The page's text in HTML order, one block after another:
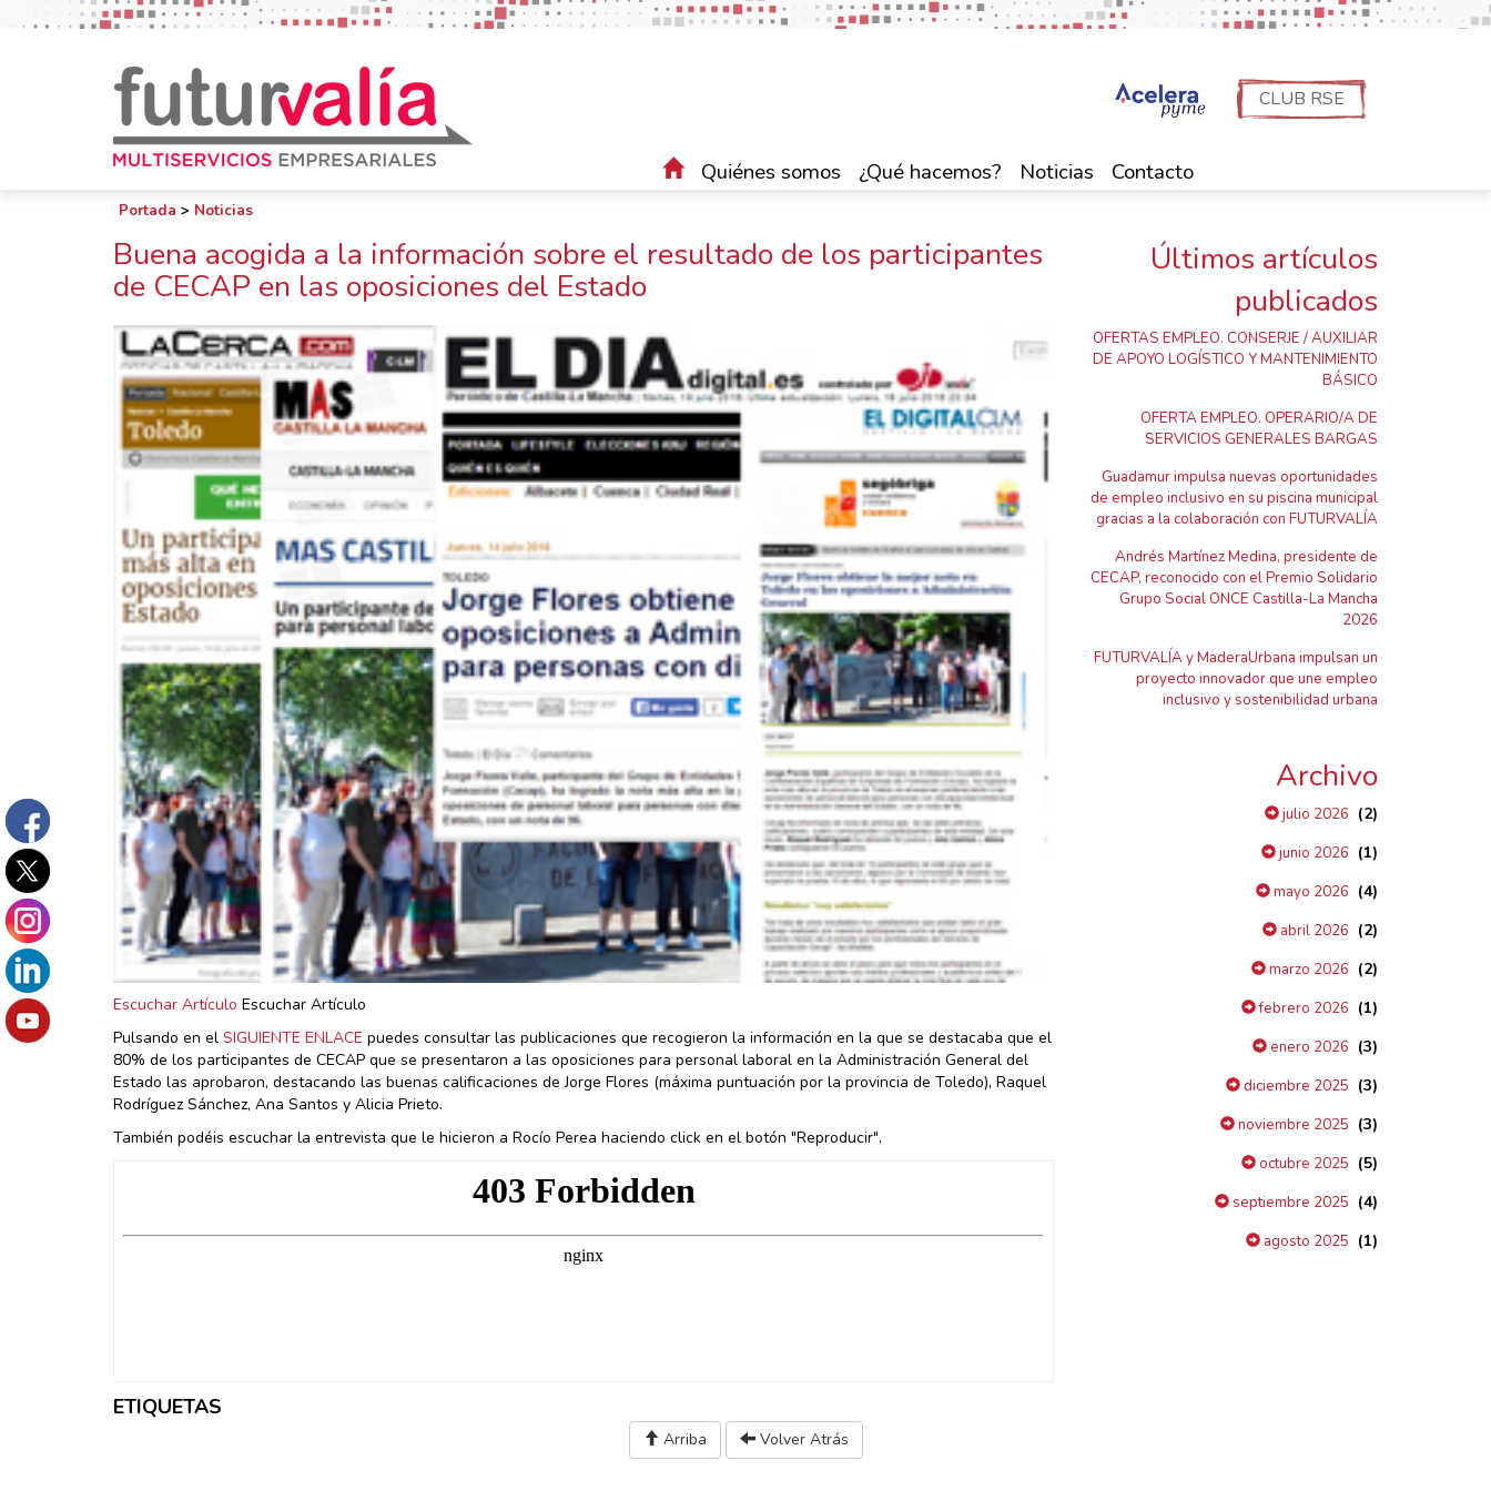
CLUB RSE
Quiénes somos ¿Qué hacemos? Noticias Contacto
Portada > Noticias
Buena acogida a la información sobre el resultado de los participantes
de CECAP en las oposiciones del Estado
Escuchar Artículo Escuchar Artículo
Pulsando en el SIGUIENTE ENLACE puedes consultar las publicaciones que recogieron la información en la que se destacaba que el
80% de los participantes de CECAP que se presentaron a las oposiciones para personal laboral en la Administración General del
Estado las aprobaron, destacando las buenas calificaciones de Jorge Flores (máxima puntuación por la provincia de Toledo), Raquel
Rodríguez Sánchez, Ana Santos y Alicia Prieto.
También podéis escuchar la entrevista que le hicieron a Rocío Perea haciendo click en el botón "Reproducir".
Últimos artículos
publicados
OFERTAS EMPLEO. CONSERJE / AUXILIAR
DE APOYO LOGÍSTICO Y MANTENIMIENTO
BÁSICO
OFERTA EMPLEO. OPERARIO/A DE
SERVICIOS GENERALES BARGAS
Guadamur impulsa nuevas oportunidades
de empleo inclusivo en su piscina municipal
gracias a la colaboración con FUTURVALÍA
Andrés Martínez Medina, presidente de
CECAP, reconocido con el Premio Solidario
Grupo Social ONCE Castilla-La Mancha
2026
FUTURVALÍA y MaderaUrbana impulsan un
proyecto innovador que une empleo
inclusivo y sostenibilidad urbana
Archivo
julio 2026 (2)
junio 2026 (1)
mayo 2026 (4)
abril 2026 (2)
marzo 2026 (2)
febrero 2026 (1)
enero 2026 (3)
diciembre 2025 (3)
noviembre 2025 (3)
octubre 2025 (5)
septiembre 2025 (4)
agosto 2025 (1)
ETIQUETAS
Arriba Volver Atrás